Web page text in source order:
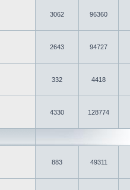
3062 96360
2643 94727
332 4418
4330 128774
883 49311